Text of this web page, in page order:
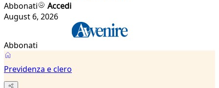
Abbonati
Accedi
August 6, 2026
Abbonati
Previdenza e clero